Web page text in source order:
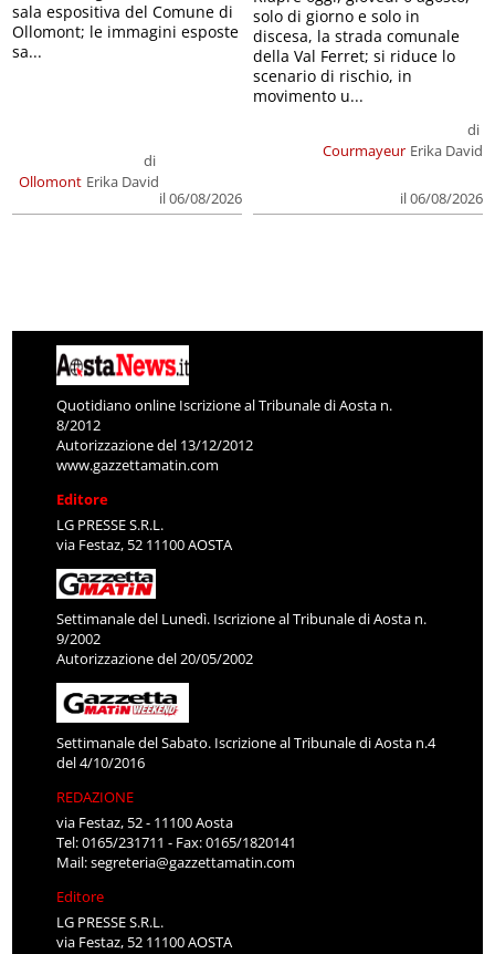
Ollomont
di
Erika David
il 06/08/2026
sala espositiva del Comune di
Ollomont; le immagini esposte
sa...
Courmayeur
di
Erika David
il 06/08/2026
solo di giorno e solo in
discesa, la strada comunale
della Val Ferret; si riduce lo
scenario di rischio, in
movimento u...
Quotidiano online Iscrizione al Tribunale di Aosta n.
8/2012
Autorizzazione del 13/12/2012
www.gazzettamatin.com
Editore
LG PRESSE S.R.L.
via Festaz, 52 11100 AOSTA
Settimanale del Lunedì. Iscrizione al Tribunale di Aosta n.
9/2002
Autorizzazione del 20/05/2002
Settimanale del Sabato. Iscrizione al Tribunale di Aosta n.4
del 4/10/2016
REDAZIONE
via Festaz, 52 - 11100 Aosta
Tel: 0165/231711 - Fax: 0165/1820141
Mail:segreteria@gazzettamatin.com
Editore
LG PRESSE S.R.L.
via Festaz, 52 11100 AOSTA